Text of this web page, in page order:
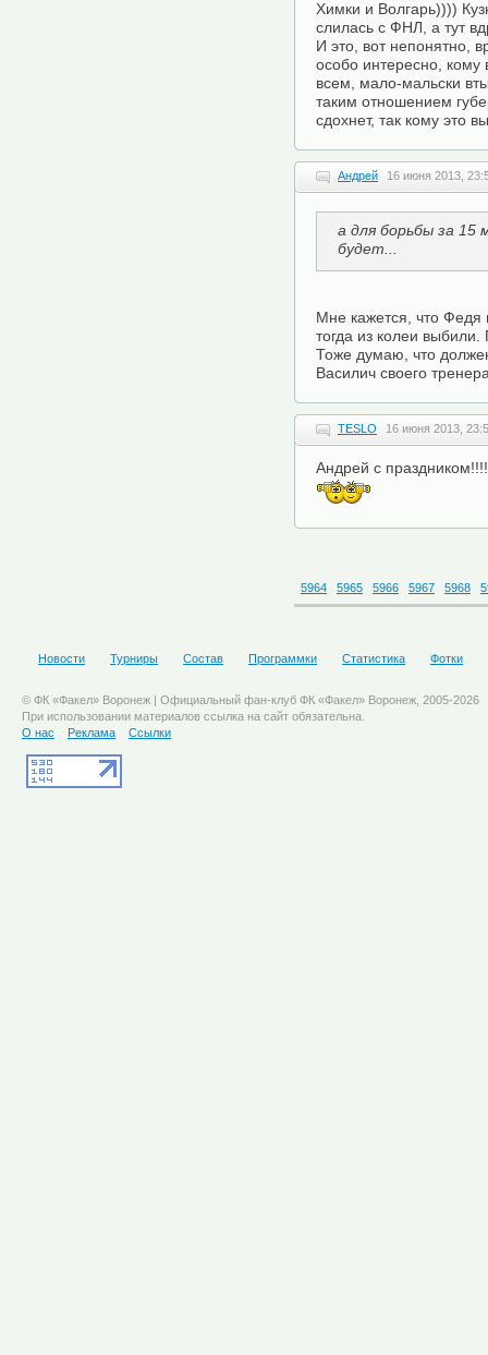
Химки и Волгарь))))
слилась с ФНЛ, а тут
И это, вот непонятно,
особо интересно, кому
всем, мало-мальски
таким отношением
сдохнет, так кому это
Андрей 16 июня 2013,
а для борьбы за
будет...
Мне кажется, что
тогда из колеи
Тоже думаю, что
Василич своего
TESLO 16 июня 2013,
Андрей с
5964 5965 5966 5967 5968
Новости Турниры Состав Программки Статистика Фотки
© ФК «Факел» Воронеж | Официальный фан-клуб ФК «Факел» Воронеж, 2005-2026
При использовании материалов ссылка на сайт обязательна.
О нас
Реклама Ссылки